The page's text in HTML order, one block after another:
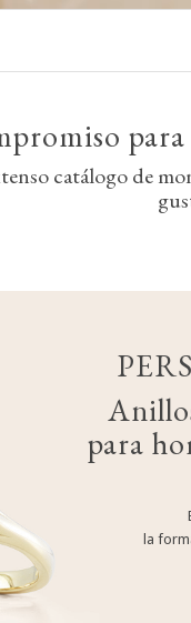
catálogo de
para
la